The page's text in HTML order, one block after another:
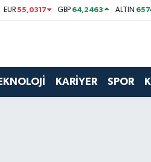
EUR55,0317 GBP 64,2463 ALTIN
KARİYER SPOR